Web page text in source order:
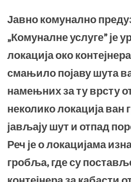
Јавно комунално
„Комуналне услуге” је
локација око
смањило појаву шута
намењних за ту врсту
неколико локација ван
јављају шут и отпад
Реч је о локацијама
гробља, где су